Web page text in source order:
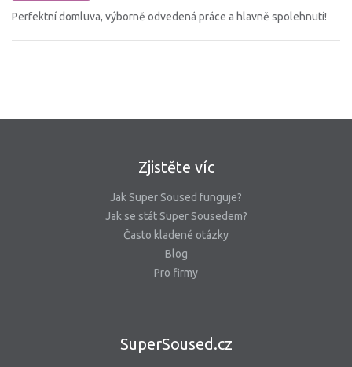
Perfektní domluva, výborně odvedená práce a hlavně spolehnutí!
Zjistěte víc
Jak Super Soused funguje?
Jak se stát Super Sousedem?
Často kladené otázky
Blog
Pro firmy
SuperSoused.cz